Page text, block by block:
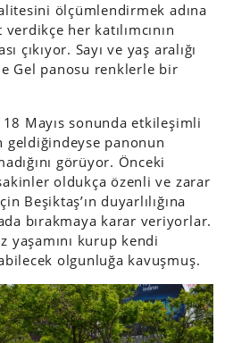
ölçümlendirmek adına
her katılımcının
çıkıyor. Sayı ve yaş aralığı
Gel panosu renklerle bir
Mayıs sonunda etkileşimli
geldiğindeyse panonun
görüyor. Önceki
oldukça özenli ve zarar
Beşiktaş’ın duyarlılığına
bırakmaya karar veriyorlar.
yaşamını kurup kendi
olgunluğa kavuşmuş.